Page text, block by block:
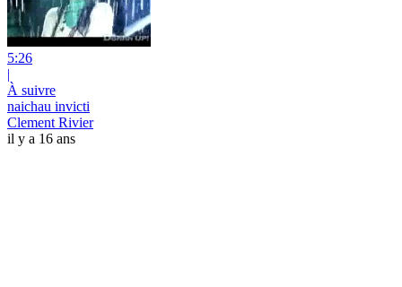
5:26
|
À suivre
naichau invicti
Clement Rivier
il y a 16 ans